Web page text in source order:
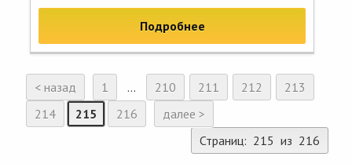
Подробнее
< назад 1 ... 210 211 212
213
214
215 216
далее >
Страниц: 215 из 216